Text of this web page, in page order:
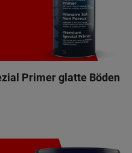
Primer glatte Böden